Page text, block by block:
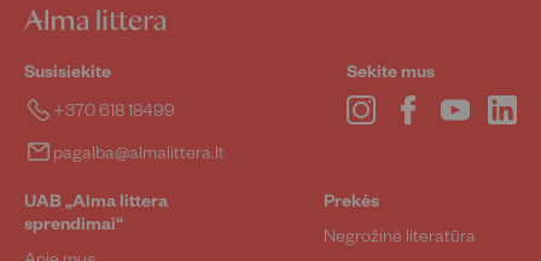
Susisiekite
+370 618 18499
pagalba@almalittera.lt
Sekite mus
InstagramFacebookYouTube
UAB „Alma littera
sprendimai“
Prekės
Negrožinė literatūra